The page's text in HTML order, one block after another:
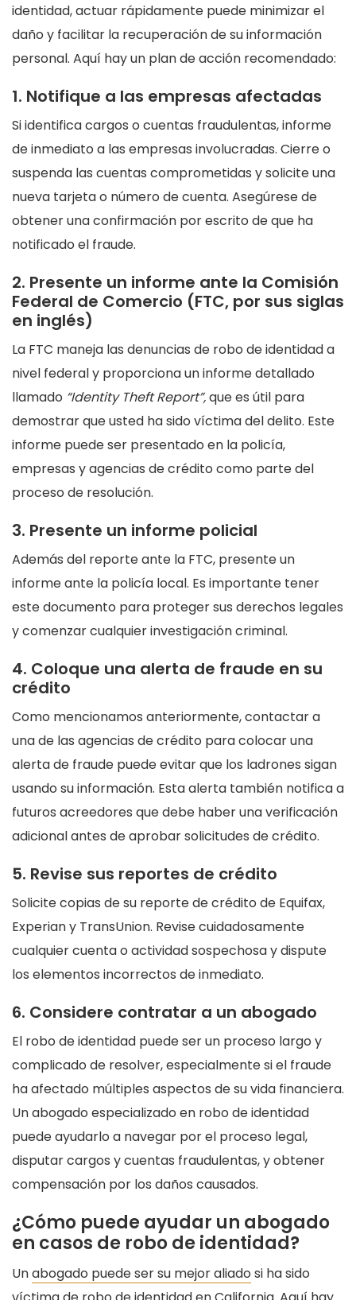
identidad, actuar rápidamente puede minimizar el
daño y facilitar la recuperación de su información
personal. Aquí hay un plan de acción recomendado:
1. Notifique a las empresas afectadas
Si identifica cargos o cuentas fraudulentas, informe
de inmediato a las empresas involucradas. Cierre o
suspenda las cuentas comprometidas y solicite una
nueva tarjeta o número de cuenta. Asegúrese de
obtener una confirmación por escrito de que ha
notificado el fraude.
2. Presente un informe ante la Comisión
Federal de Comercio (FTC, por sus siglas
en inglés)
La FTC maneja las denuncias de robo de identidad a
nivel federal y proporciona un informe detallado
llamado “Identity Theft Report”,que es útil para
demostrar que usted ha sido víctima del delito. Este
informe puede ser presentado en la policía,
empresas y agencias de crédito como parte del
proceso de resolución.
3. Presente un informe policial
Además del reporte ante la FTC, presente un
informe ante la policía local. Es importante tener
este documento para proteger sus derechos legales
y comenzar cualquier investigación criminal.
4. Coloque una alerta de fraude en su
crédito
Como mencionamos anteriormente, contactar a
una de las agencias de crédito para colocar una
alerta de fraude puede evitar que los ladrones sigan
usando su información. Esta alerta también notifica a
futuros acreedores que debe haber una verificación
adicional antes de aprobar solicitudes de crédito.
5. Revise sus reportes de crédito
Solicite copias de su reporte de crédito de Equifax,
Experian y TransUnion. Revise cuidadosamente
cualquier cuenta o actividad sospechosa y dispute
los elementos incorrectos de inmediato.
6. Considere contratar a un abogado
El robo de identidad puede ser un proceso largo y
complicado de resolver, especialmente si el fraude
ha afectado múltiples aspectos de su vida financiera.
Un abogado especializado en robo de identidad
puede ayudarlo a navegar por el proceso legal,
disputar cargos y cuentas fraudulentas, y obtener
compensación por los daños causados.
¿Cómo puede ayudar un abogado
en casos de robo de identidad?
Unabogado puede ser su mejor aliado si ha sido